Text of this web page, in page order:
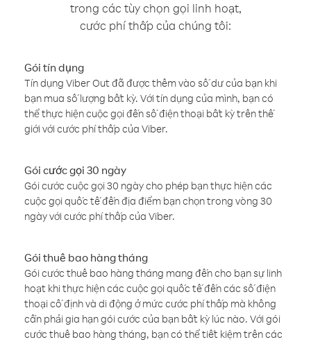
trong các tùy chọn gọi linh hoạt,
cước phí thấp của chúng tôi:
Gói tín dụng
Tín dụng Viber Out đã được thêm vào số dư của bạn khi
bạn mua số lượng bất kỳ. Với tín dụng của mình, bạn có
thể thực hiện cuộc gọi đến số điện thoại bất kỳ trên thế
giới với cước phí thấp của Viber.
Gói cước gọi 30 ngày
Gói cước cuộc gọi 30 ngày cho phép bạn thực hiện các
cuộc gọi quốc tế đến địa điểm bạn chọn trong vòng 30
ngày với cước phí thấp của Viber.
Gói thuê bao hàng tháng
Gói cước thuê bao hàng tháng mang đến cho bạn sự linh
hoạt khi thực hiện các cuộc gọi quốc tế đến các số điện
thoại cố định và di động ở mức cước phí thấp mà không
cần phải gia hạn gói cước của bạn bất kỳ lúc nào. Với gói
cước thuê bao hàng tháng, bạn có thể tiết kiệm trên các